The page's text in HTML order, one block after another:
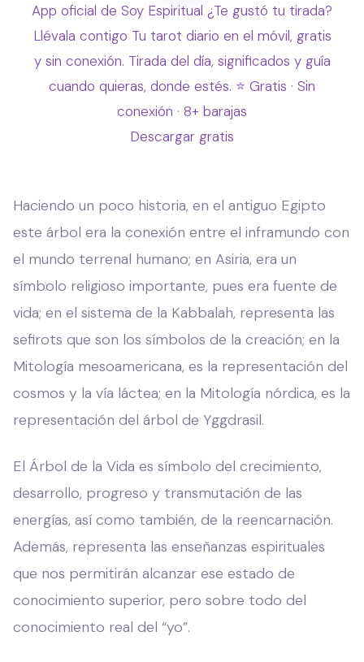
App oficial de Soy Espiritual ¿Te gustó tu tirada?
Llévala contigo Tu tarot diario en el móvil, gratis
y sin conexión. Tirada del día, significados y guía
cuando quieras, donde estés. ⭐ Gratis · Sin
conexión · 8+ barajas
Descargar gratis
Haciendo un poco historia, en el antiguo Egipto
este árbol era la conexión entre el inframundo con
el mundo terrenal humano; en Asiria, era un
símbolo religioso importante, pues era fuente de
vida; en el sistema de la Kabbalah, representa las
sefirots que son los símbolos de la creación; en la
Mitología mesoamericana, es la representación del
cosmos y la vía láctea; en la Mitología nórdica, es la
representación del árbol de Yggdrasil.
El Árbol de la Vida es símbolo del crecimiento,
desarrollo, progreso y transmutación de las
energías, así como también, de la reencarnación.
Además, representa las enseñanzas espirituales
que nos permitirán alcanzar ese estado de
conocimiento superior, pero sobre todo del
conocimiento real del “yo”.